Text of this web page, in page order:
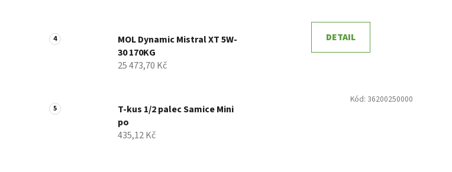
MOL Dynamic Mistral XT 5W-
30 170KG
25 473,70 Kč
T-kus 1/2 palec Samice Mini
po
435,12 Kč
DETAIL
Kód: 36200250000